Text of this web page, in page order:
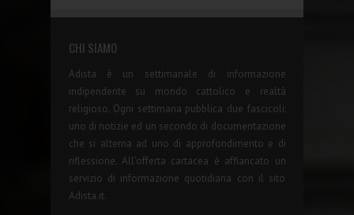
CHI SIAMO
Adista è un settimanale di informazione
indipendente su mondo cattolico e realtà
religioso. Ogni settimana pubblica due fascicoli:
uno di notizie ed un secondo di documentazione
che si alterna ad uno di approfondimento e di
riflessione. All'offerta cartacea è affiancato un
servizio di informazione quotidiana con il sito
Adista.it.